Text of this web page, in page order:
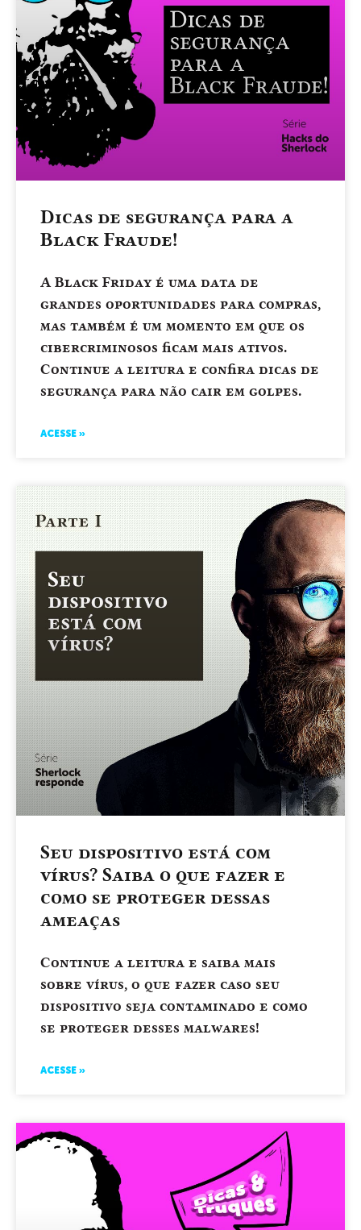
Dicas de segurança para a
Black Fraude!
A Black Friday é uma data de
grandes oportunidades para compras,
mas também é um momento em que os
cibercriminosos ficam mais ativos.
Continue a leitura e confira dicas de
segurança para não cair em golpes.
ACESSE »
Seu dispositivo está com
vírus? Saiba o que fazer e
como se proteger dessas
ameaças
Continue a leitura e saiba mais
sobre vírus, o que fazer caso seu
dispositivo seja contaminado e como
se proteger desses malwares!
ACESSE »